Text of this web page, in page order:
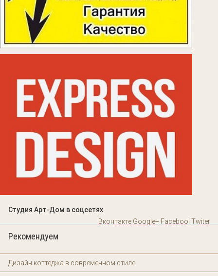
Студия Арт-Дом в соцсетях
Вконтакте Google+ Facebool Twiter
Рекомендуем
Дизайн коттеджа в современном стиле